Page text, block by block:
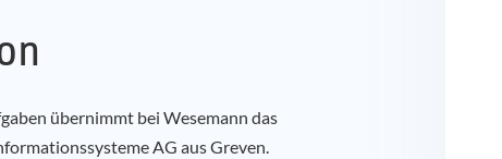
übernimmt bei Wesemann das
AG aus Greven.